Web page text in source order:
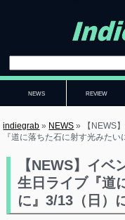
NEWS REVIEW
indiegrab » NEWS »
【NEWS
『道に落ちた石に射す光みた
【NEWS】イ
生日ライブ『道
に』3/13（日）